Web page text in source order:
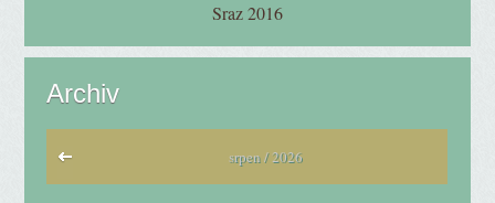
Sraz 2016
Archiv
srpen / 2026